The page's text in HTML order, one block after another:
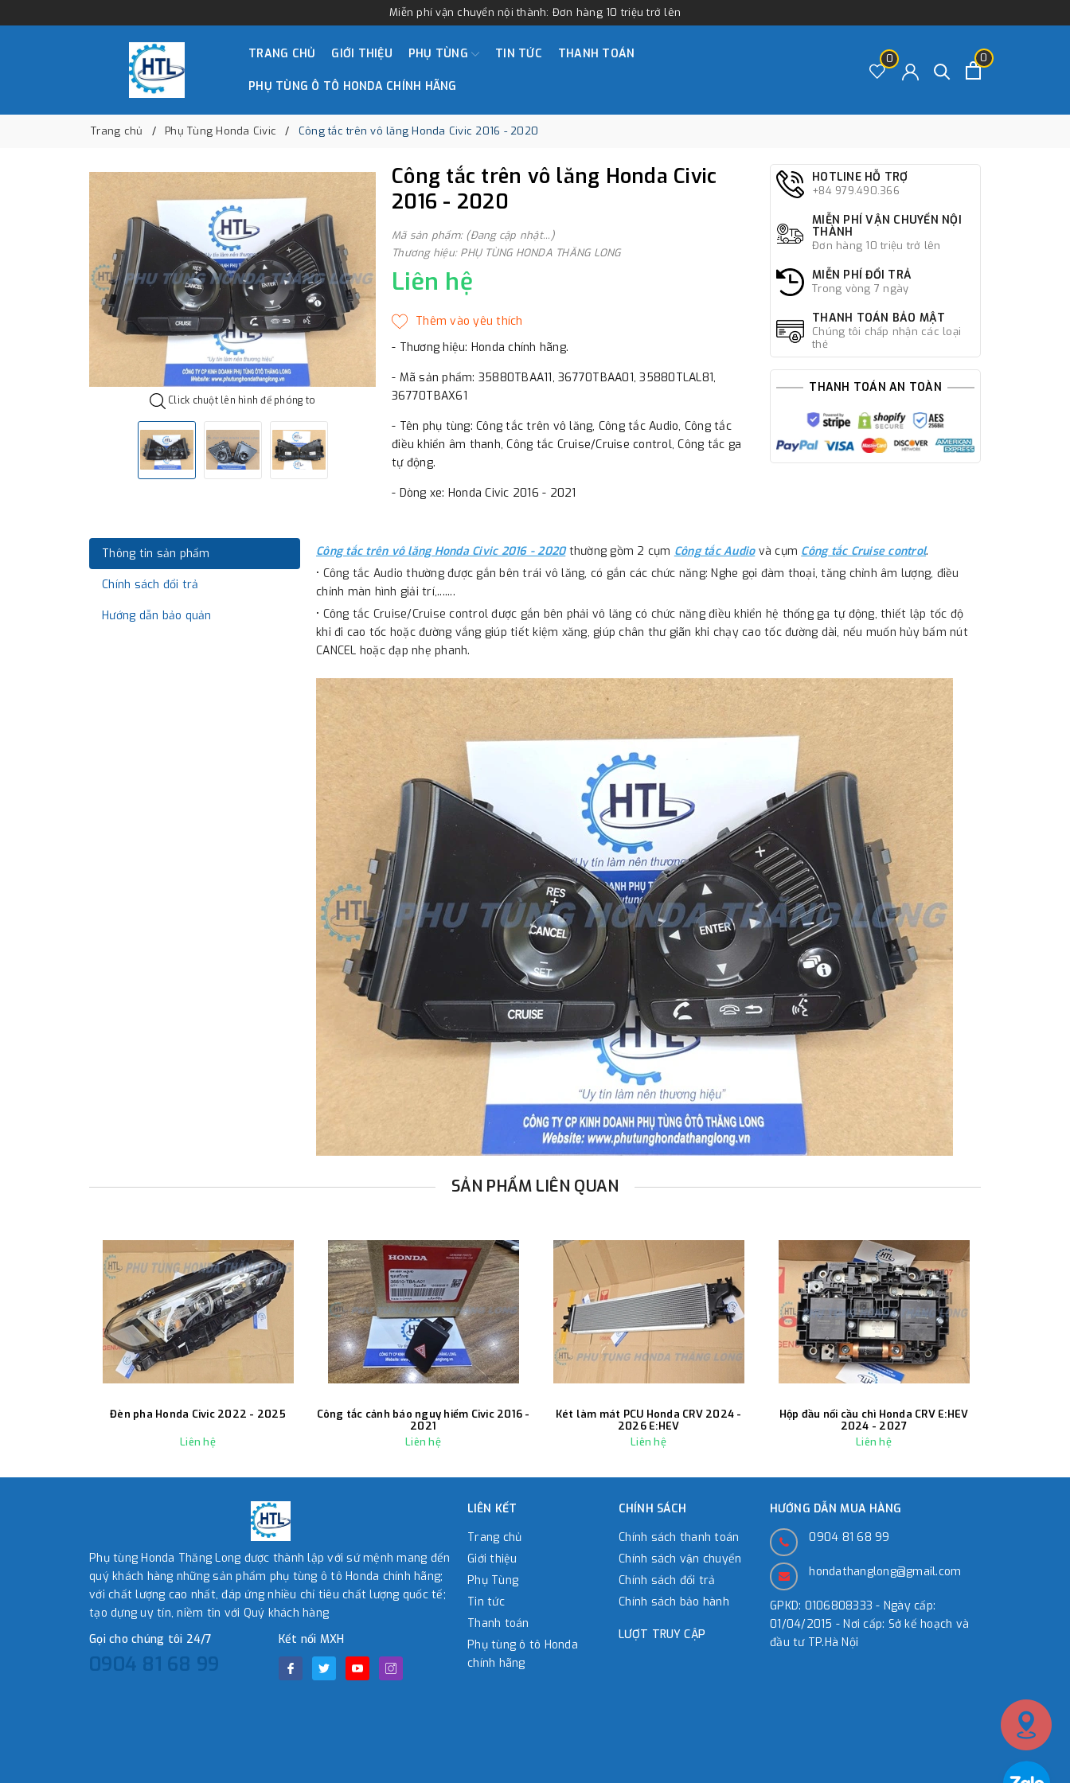
Miễn phí vận chuyển nội thành: Đơn hàng 10 triệu trở lên
TRANG CHỦ GIỚI THIỆU PHỤ TÙNG TIN TỨC THANH TOÁN
PHỤ TÙNG Ô TÔ HONDA CHÍNH HÃNG
0 0
Trang chủ Phụ Tùng Honda Civic Công tắc trên vô lăng Honda Civic 2016 - 2020
Click chuột lên hình để phóng to
Công tắc trên vô lăng Honda Civic
2016 - 2020
Mã sản phẩm: (Đang cập nhật...)
Thương hiệu: PHỤ TÙNG HONDA THĂNG LONG
Liên hệ
- Thương hiệu: Honda chính hãng.
- Mã sản phẩm: 35880TBAA11, 36770TBAA01,35880TLAL81,
36770TBAX61
- Tên phụ tùng: Công tắc trên vô lăng, Công tắc Audio, Công tắc
điều khiển âm thanh, Công tắc Cruise/Cruise control, Công tắc ga
tự động.
- Dòng xe: Honda Civic 2016 - 2021
HOTLINE HỖ TRỢ
+84 979.490.366
MIỄN PHÍ VẬN CHUYỂN NỘI
THÀNH
Đơn hàng 10 triệu trở lên
MIỄN PHÍ ĐỔI TRẢ
Trong vòng 7 ngày
THANH TOÁN BẢO MẬT
Chúng tôi chấp nhận các loại
thẻ
THANH TOÁN AN TOÀN
Thông tin sản phẩm
Chính sách đổi trả
Hướng dẫn bảo quản
Công tắc trên vô lăng Honda Civic 2016 - 2020thường gồm 2 cụm Công tắc Audiovà cụm Công tắc Cruise control.
• Công tắc Audio thường được gắn bên trái vô lăng, có gắn các chức năng: Nghe gọi đàm thoại, tăng chỉnh âm lượng, điều
chỉnh màn hình giải trí,.......
• Công tắc Cruise/Cruise control được gắn bên phải vô lăng có chức năng điều khiển hệ thống ga tự động, thiết lập tốc độ
khi đi cao tốc hoặc đường vắng giúp tiết kiệm xăng, giúp chân thư giãn khi chạy cao tốc đường dài, nếu muốn hủy bấm nút
CANCEL hoặc đạp nhẹ phanh.
SẢN PHẨM LIÊN QUAN
Đèn pha Honda Civic 2022 - 2025
Liên hệ
Công tắc cảnh báo nguy hiểm Civic 2016 -
2021
Liên hệ
Két làm mát PCU Honda CRV 2024 -
2026 E:HEV
Liên hệ
Hộp đầu nối cầu chì Honda CRV E:HEV
2024 - 2027
Liên hệ
Phụ tùng Honda Thăng Long được thành lập với sứ mệnh mang đến
quý khách hàng những sản phẩm phụ tùng ô tô Honda chính hãng;
với chất lượng cao nhất, đáp ứng nhiều chỉ tiêu chất lượng quốc tế;
tạo dựng uy tín, niềm tin với Quý khách hàng
Gọi cho chúng tôi 24/7
0904 81 68 99
Kết nối MXH
LIÊN KẾT
Trang chủ
Giới thiệu
Phụ Tùng
Tin tức
Thanh toán
Phụ tùng ô tô Honda
chính hãng
CHÍNH SÁCH
Chính sách thanh toán
Chính sách vận chuyển
Chính sách đổi trả
Chính sách bảo hành
LƯỢT TRUY CẬP
HƯỚNG DẪN MUA HÀNG
0904 81 68 99
hondathanglong@gmail.com
GPKD: 0106808333 - Ngày cấp:
01/04/2015 - Nơi cấp: Sở kế hoạch và
đầu tư TP.Hà Nội